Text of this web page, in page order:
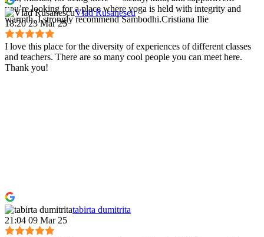
you’re looking for a place where yoga is held with integrity and
warmth, I strongly recommend Sambodhi.Cristiana Ilie
Vlad Rusanescu
18:20 23 Mar 25
I love this place for the diversity of experiences of different classes
and teachers. There are so many cool people you can meet here.
Thank you!
tabirta dumitrita
21:04 09 Mar 25